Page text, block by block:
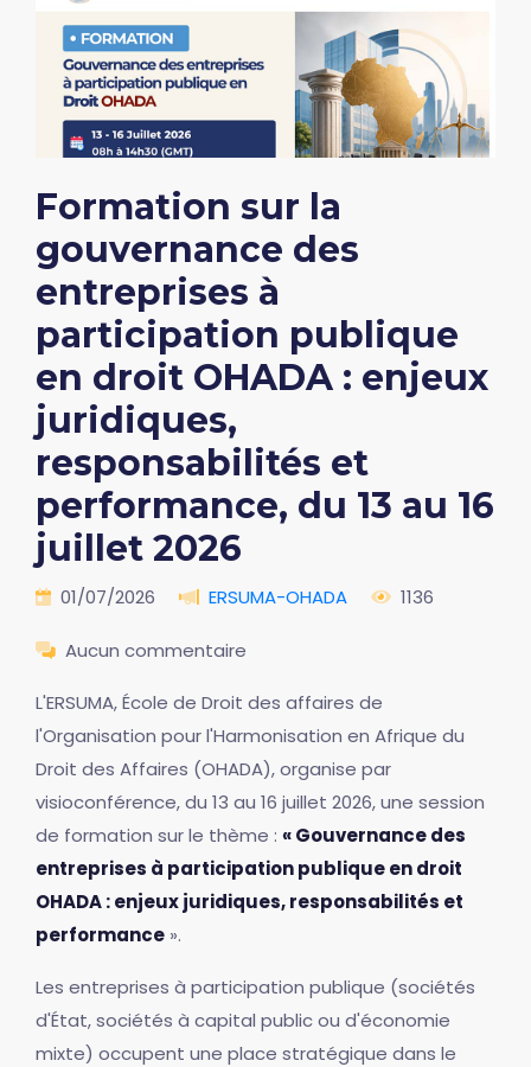
Formation sur la
gouvernance des
entreprises à
participation publique
en droit OHADA : enjeux
juridiques,
responsabilités et
performance, du 13 au 16
juillet 2026
01/07/2026 ERSUMA-OHADA 1136
Aucun commentaire
L'ERSUMA, École de Droit des affaires de
l'Organisation pour l'Harmonisation en Afrique du
Droit des Affaires (OHADA), organise par
visioconférence, du 13 au 16 juillet 2026, une session
de formation sur le thème : « Gouvernance des
entreprises à participation publique en droit
OHADA : enjeux juridiques, responsabilités et
performance ».
Les entreprises à participation publique (sociétés
d'État, sociétés à capital public ou d'économie
mixte) occupent une place stratégique dans le